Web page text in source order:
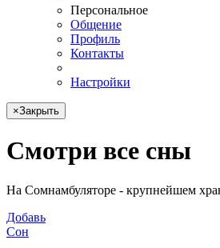
Персональное
Общение
Профиль
Контакты
Настройки
×Закрыть
Смотри все сны
На Сомнамбуляторе - крупнейшем
Добавь
Сон